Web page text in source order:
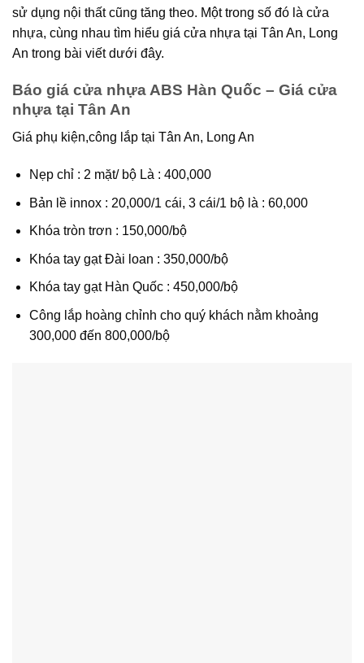
sử dụng nội thất cũng tăng theo. Một trong số đó là cửa
nhựa, cùng nhau tìm hiểu giá cửa nhựa tại Tân An, Long
An trong bài viết dưới đây.
Báo giá cửa nhựa ABS Hàn Quốc – Giá cửa
nhựa tại Tân An
Giá phụ kiện,công lắp tại Tân An, Long An
Nẹp chỉ : 2 mặt/ bộ Là : 400,000
Bản lề innox : 20,000/1 cái, 3 cái/1 bộ là : 60,000
Khóa tròn trơn : 150,000/bộ
Khóa tay gạt Đài loan : 350,000/bộ
Khóa tay gạt Hàn Quốc : 450,000/bộ
Công lắp hoàng chỉnh cho quý khách nằm khoảng
300,000 đến 800,000/bộ